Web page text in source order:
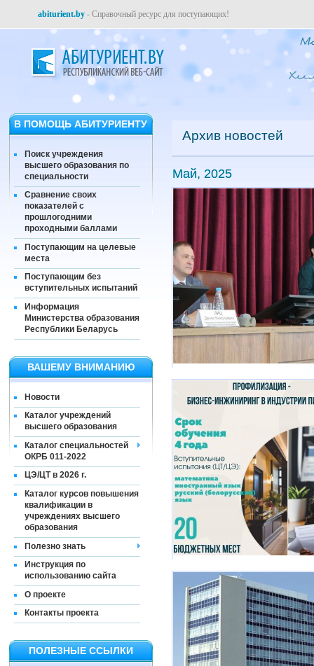
abiturient.by - Справочный ресурс для поступающих!
В ПОМОЩЬ АБИТУРИЕНТУ
Поиск учреждения
высшего образования по
специальности
Сравнение своих
показателей с
прошлогодними
проходными баллами
Поступающим на целевые
места
Поступающим без
вступительных испытаний
Информация
Министерства образования
Республики Беларусь
ВАШЕМУ ВНИМАНИЮ
Новости
Каталог учреждений
высшего образования
Каталог специальностей
ОКРБ 011-2022
ЦЭ/ЦТ в 2026 г.
Каталог курсов повышения
квалификации в
учреждениях высшего
образования
Полезно знать
Инструкция по
использованию сайта
О проекте
Контакты проекта
ПОЛЕЗНЫЕ ССЫЛКИ
Архив новостей
Май, 2025